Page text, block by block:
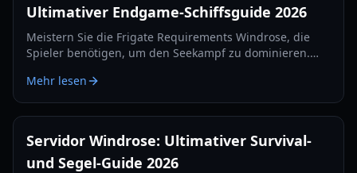
Ultimativer Endgame-Schiffsguide 2026
Meistern Sie die Frigate Requirements Windrose, die
Spieler benötigen, um den Seekampf zu dominieren.
Verteidigungsgegenstände und Taktiken für 2026.
Mehr lesen
Servidor Windrose: Ultimativer Survival-
und Segel-Guide 2026